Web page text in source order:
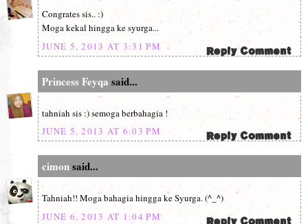
Congrates sis.. :)
Moga kekal hingga ke syurga...
JUNE 5, 2013 AT 3:31 PM
Princess Feyqa said...
tahniah sis :) semoga berbahagia !
JUNE 5, 2013 AT 6:03 PM
cimonsaid...
Tahniah!! Moga bahagia hingga ke Syurga. (^_^)
JUNE 6, 2013 AT 1:04 PM